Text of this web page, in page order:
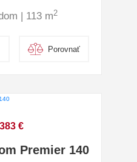
| 113 m2
Porovnať
€
Premier 140